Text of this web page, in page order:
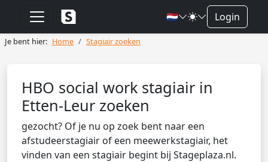
🇳🇱 Login
Je bent hier: Home Stagiair zoeken
HBO social work stagiair in
Etten-Leur zoeken
gezocht? Of je nu op zoek bent naar een
afstudeerstagiair of een meewerkstagiair, het
vinden van een stagiair begint bij Stageplaza.nl.